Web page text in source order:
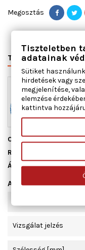
Megosztás
TERMÉK RÉSZLETEI
CikkszámADK84223
Raktáron
ÁllapotÚj
Adatlap
Vizsgálat jelzés
Tiszteletben
adatainak
Sütiket
hirdetések vagy
megjelenítése,
elemzése
kattintva